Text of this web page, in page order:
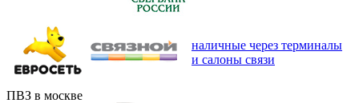
наличные через терминалы
и салоны связи
ПВЗ в москве